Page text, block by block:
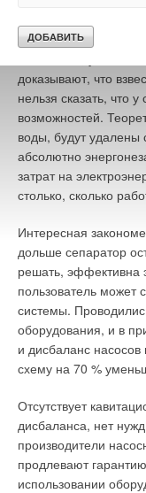
стандартной
доказывают, что
нельзя сказать, что
возможностей.
воды, будут
абсолютно
затрат на
столько, сколько
Интересная
дольше сепаратор
решать, эффективна
пользователь может
системы.
оборудования, и в
и дисбаланс
схему на 70 %
Отсутствует
дисбаланса, нет
производители
продлевают
использовании